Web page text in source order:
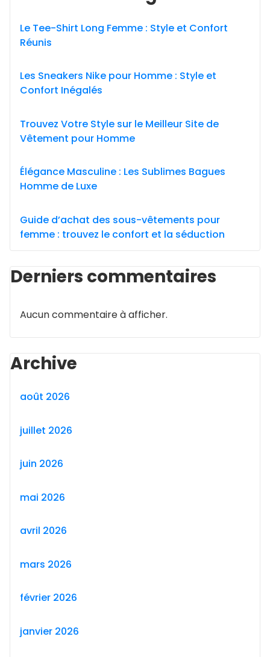
Le Tee-Shirt Long Femme : Style et Confort
Réunis
Les Sneakers Nike pour Homme : Style et
Confort Inégalés
Trouvez Votre Style sur le Meilleur Site de
Vêtement pour Homme
Élégance Masculine : Les Sublimes Bagues
Homme de Luxe
Guide d’achat des sous-vêtements pour
femme : trouvez le confort et la séduction
Derniers commentaires
Aucun commentaire à afficher.
Archive
août 2026
juillet 2026
juin 2026
mai 2026
avril 2026
mars 2026
février 2026
janvier 2026